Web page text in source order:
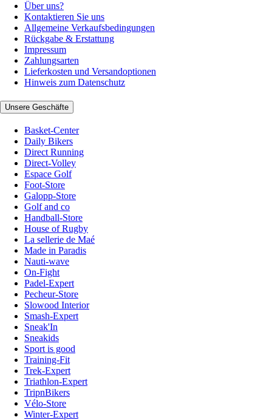
Über uns?
Kontaktieren Sie uns
Allgemeine Verkaufsbedingungen
Rückgabe & Erstattung
Impressum
Zahlungsarten
Lieferkosten und Versandoptionen
Hinweis zum Datenschutz
Unsere Geschäfte
Basket-Center
Daily Bikers
Direct Running
Direct-Volley
Espace Golf
Foot-Store
Galopp-Store
Golf and co
Handball-Store
House of Rugby
La sellerie de Maé
Made in Paradis
Nauti-wave
On-Fight
Padel-Expert
Pecheur-Store
Slowood Interior
Smash-Expert
Sneak'In
Sneakids
Sport is good
Training-Fit
Trek-Expert
Triathlon-Expert
TripnBikers
Vélo-Store
Winter-Expert